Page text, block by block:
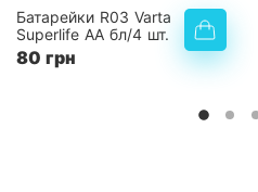
Батарейки R03 Varta
Superlife AА бл/4 шт.
80 грн